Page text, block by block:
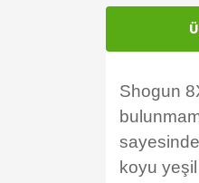
Shogun
koyu